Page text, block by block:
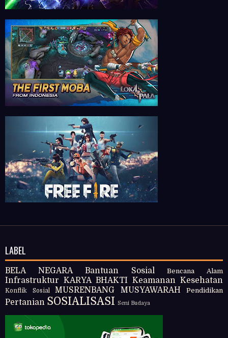
LABEL
BELA NEGARA Bantuan Sosial Bencana Alam
Infrastruktur KARYA BHAKTI Keamanan Kesehatan
Konflik Sosial MUSRENBANG MUSYAWARAH Pendidikan
Pertanian SOSIALISASI Seni Budaya